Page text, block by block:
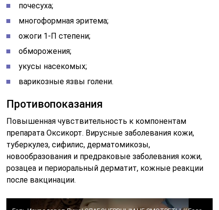
почесуха;
многоформная эритема;
ожоги 1-П степени;
обморожения;
укусы насекомых;
варикозные язвы голени.
Противопоказания
Повышенная чувствительность к компонентам
препарата Оксикорт. Вирусные заболевания кожи,
туберкулез, сифилис, дерматомикозы,
новообразования и предраковые заболевания кожи,
розацеа и периоральный дерматит, кожные реакции
после вакцинации.